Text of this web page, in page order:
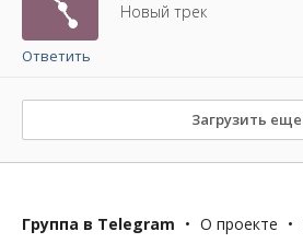
Новый трек
Ответить
Загрузить еще
Группа в Telegram • О проекте •